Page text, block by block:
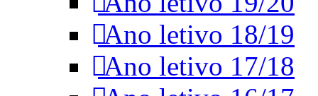
Ano letivo 18/19
Ano letivo 17/18